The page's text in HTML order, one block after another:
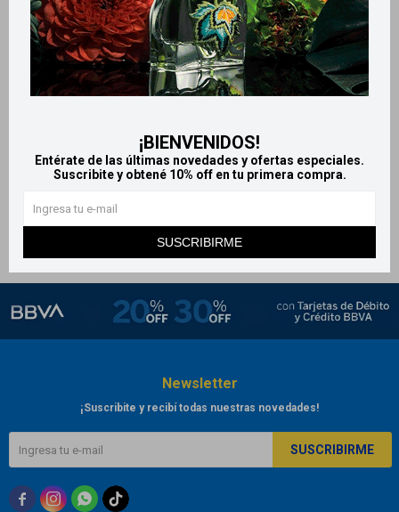
¡BIENVENIDOS!
Entérate de las últimas novedades y ofertas especiales.
Suscribite y obtené 10% off en tu primera compra.
SUSCRIBIRME
LlegaEL LUNES
LlegaEL LUNES
Rue Pergolese Pour Homme
edt 100 ml
$ 2.460
Newsletter
¡Suscribite y recibí todas nuestras novedades!
SUSCRIBIRME
  